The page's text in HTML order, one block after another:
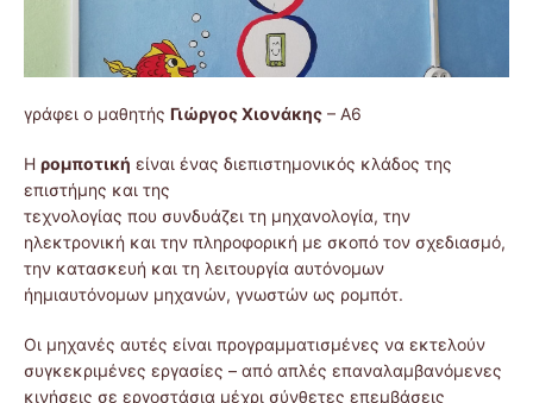
γράφει ο μαθητής Γιώργος Χιονάκης – Α6
Η ρομποτική είναι ένας διεπιστημονικός κλάδος της
επιστήμης και της
τεχνολογίας που συνδυάζει τη μηχανολογία, την
ηλεκτρονική και την πληροφορική με σκοπό τον σχεδιασμό,
την κατασκευή και τη λειτουργία αυτόνομων
ήημιαυτόνομων μηχανών, γνωστών ως ρομπότ.
Οι μηχανές αυτές είναι προγραμματισμένες να εκτελούν
συγκεκριμένες εργασίες – από απλές επαναλαμβανόμενες
κινήσεις σε εργοστάσια μέχρι σύνθετες επεμβάσεις